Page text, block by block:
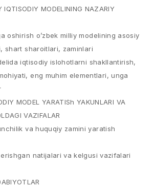
IQTISODIY MODELINING NAZARIY
oshirish o’zbek milliy modelining asosiy
shart sharoitlari, zaminlari
iqtisodiy islohotlarni shakllantirish,
eng muhim elementlari, unga
MODEL YARATISh YAKUNLARI VA
VAZIFALAR
va huquqiy zamini yaratish
natijalari va kelgusi vazifalari